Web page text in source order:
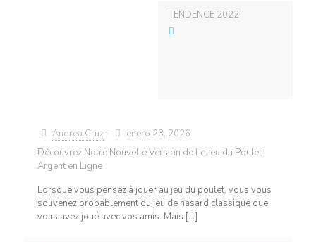
TENDENCE 2022
Andrea Cruz -
enero 23, 2026
Découvrez Notre Nouvelle Version de Le Jeu du Poulet
Argent en Ligne
Lorsque vous pensez à jouer au jeu du poulet, vous vous
souvenez probablement du jeu de hasard classique que
vous avez joué avec vos amis. Mais […]